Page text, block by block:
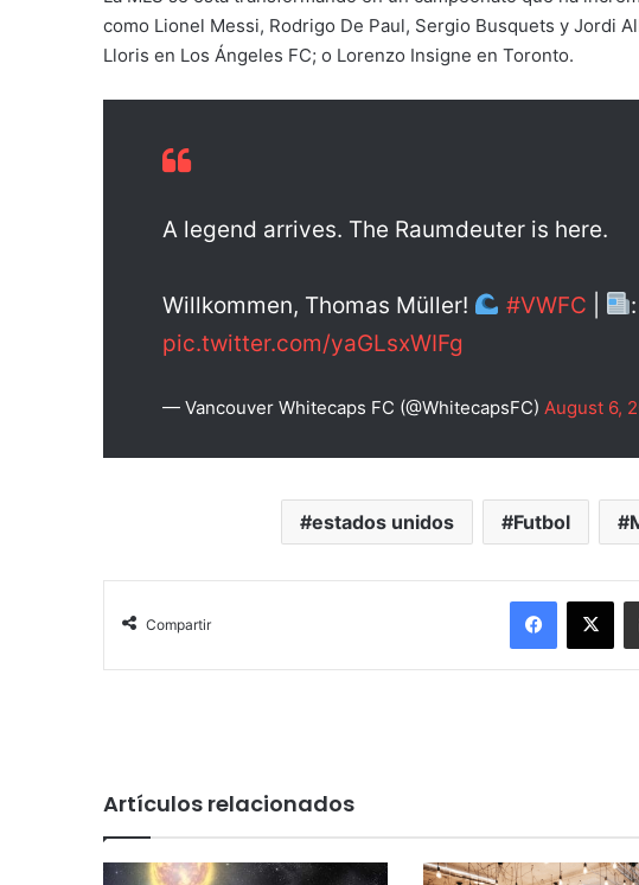
como Lionel Messi, Rodrigo De Paul, Sergio Busquets y Jordi
Lloris en Los Ángeles FC; o Lorenzo Insigne en Toronto.
A legend arrives. The Raumdeuter is here.
Willkommen, Thomas Müller! #VWFC :
pic.twitter.com/yaGLsxWIFg
— Vancouver Whitecaps FC (@WhitecapsFC) August 6,
estados unidos Futbol
Compartir
Facebook
X
Artículos relacionados